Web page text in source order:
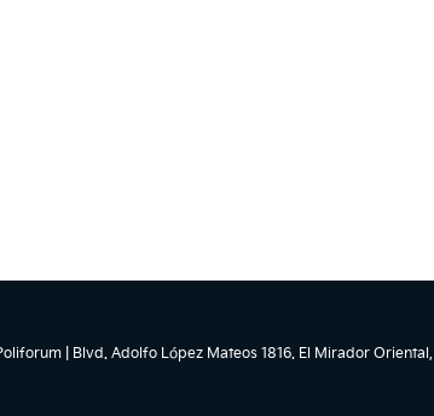
Blvd. Adolfo López Mateos 1816. El Mirador Oriental,